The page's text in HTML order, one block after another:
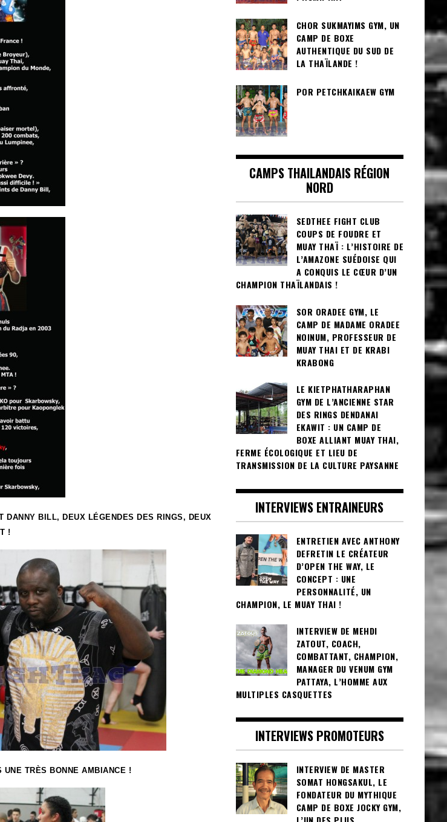
DANNY BILL, DEUX LÉGENDES DES RINGS, DEUX
!
UNE TRÈS BONNE AMBIANCE !
CHOR SUKMAYIMS GYM, UN
CAMP DE BOXE
AUTHENTIQUE DU SUD DE
LA THAÏLANDE !
POR PETCHKAIKAEW GYM
CAMPS THAILANDAIS RÉGION
NORD
SEDTHEE FIGHT CLUB
COUPS DE FOUDRE ET
MUAY THAÏ : L’HISTOIRE DE
L’AMAZONE SUÉDOISE QUI
A CONQUIS LE CŒUR D’UN
CHAMPION THAÏLANDAIS !
SOR ORADEE GYM, LE
CAMP DE MADAME ORADEE
NOINUM, PROFESSEUR DE
MUAY THAI ET DE KRABI
KRABONG
LE KIETPHATHARAPHAN
GYM DE L’ANCIENNE STAR
DES RINGS DENDANAI
EKAWIT : UN CAMP DE
BOXE ALLIANT MUAY THAI,
FERME ÉCOLOGIQUE ET LIEU DE
TRANSMISSION DE LA CULTURE PAYSANNE
INTERVIEWS ENTRAINEURS
ENTRETIEN AVEC ANTHONY
DEFRETIN LE CRÉATEUR
D’OPEN THE WAY, LE
CONCEPT : UNE
PERSONNALITÉ, UN
CHAMPION, LE MUAY THAI !
INTERVIEW DE MEHDI
ZATOUT, COACH,
COMBATTANT, CHAMPION,
MANAGER DU VENUM GYM
PATTAYA, L’HOMME AUX
MULTIPLES CASQUETTES
INTERVIEWS PROMOTEURS
INTERVIEW DE MASTER
SOMAT HONGSAKUL, LE
FONDATEUR DU MYTHIQUE
CAMP DE BOXE JOCKY GYM,